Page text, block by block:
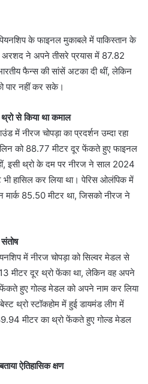
के फाइनल मुकाबले में पाकिस्तान के
ने अपने तीसरे प्रयास में 87.82
फैन्स की सांसें अटका दी थीं, लेकिन
पार नहीं कर सके।
से किया था कमाल
में नीरज चोपड़ा का प्रदर्शन उम्दा रहा
को 88.77 मीटर दूर फेंकते हुए फाइनल
इसी थ्रो के दम पर नीरज ने साल 2024
हासिल कर लिया था। पेरिस ओलंपिक में
85.50 मीटर था, जिसको नीरज ने
में नीरज चोपड़ा को सिल्वर मेडल से
मीटर दूर थ्रो फेंका था, लेकिन वह अपने
फेंकते हुए गोल्ड मेडल को अपने नाम कर लिया
थ्रो स्टॉकहोम में हुई डायमंड लीग में
मीटर का थ्रो फेंकते हुए गोल्ड मेडल
ऐतिहासिक क्षण